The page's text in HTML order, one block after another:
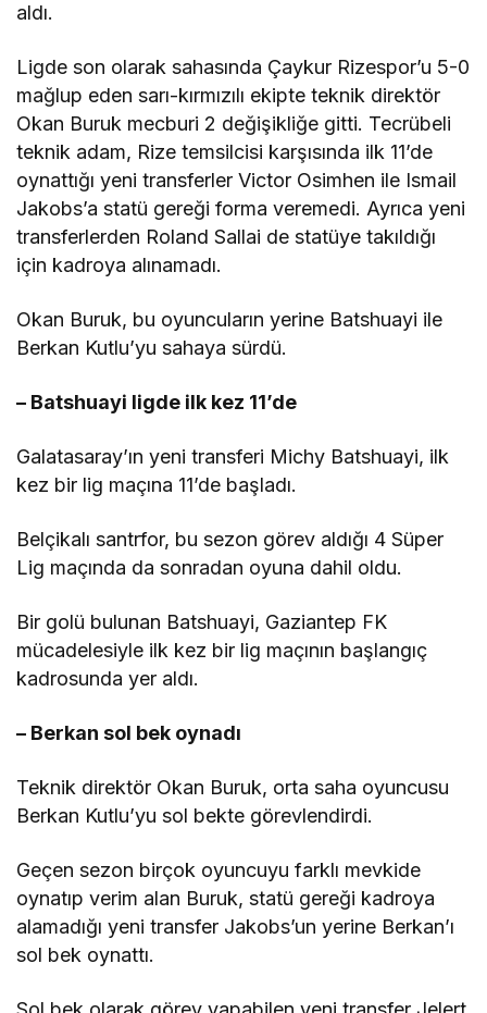
aldı.
Ligde son olarak sahasında Çaykur Rizespor’u 5-0
mağlup eden sarı-kırmızılı ekipte teknik direktör
Okan Buruk mecburi 2 değişikliğe gitti. Tecrübeli
teknik adam, Rize temsilcisi karşısında ilk 11’de
oynattığı yeni transferler Victor Osimhen ile Ismail
Jakobs’a statü gereği forma veremedi. Ayrıca yeni
transferlerden Roland Sallai de statüye takıldığı
için kadroya alınamadı.
Okan Buruk, bu oyuncuların yerine Batshuayi ile
Berkan Kutlu’yu sahaya sürdü.
– Batshuayi ligde ilk kez 11’de
Galatasaray’ın yeni transferi Michy Batshuayi, ilk
kez bir lig maçına 11’de başladı.
Belçikalı santrfor, bu sezon görev aldığı 4 Süper
Lig maçında da sonradan oyuna dahil oldu.
Bir golü bulunan Batshuayi, Gaziantep FK
mücadelesiyle ilk kez bir lig maçının başlangıç
kadrosunda yer aldı.
– Berkan sol bek oynadı
Teknik direktör Okan Buruk, orta saha oyuncusu
Berkan Kutlu’yu sol bekte görevlendirdi.
Geçen sezon birçok oyuncuyu farklı mevkide
oynatıp verim alan Buruk, statü gereği kadroya
alamadığı yeni transfer Jakobs’un yerine Berkan’ı
sol bek oynattı.